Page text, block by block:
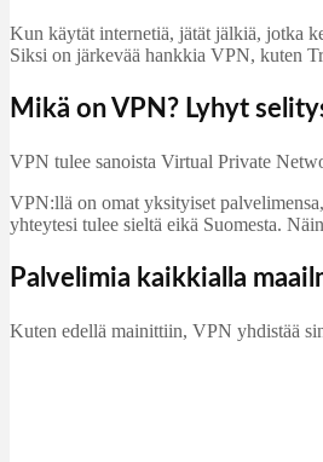
Kun käytät internetiä, jätät jälkiä, jotka
Siksi on järkevää hankkia VPN, kuten
Mikä on VPN? Lyhyt
VPN tulee sanoista Virtual Private
VPN:llä on omat yksityiset
yhteytesi tulee sieltä eikä Suomesta.
Palvelimia kaikkialla
Kuten edellä mainittiin, VPN yhdistää